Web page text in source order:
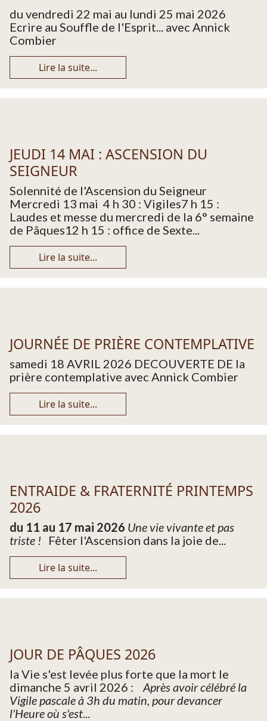
du vendredi 22 mai au lundi 25 mai 2026
Ecrire au Souffle de l'Esprit... avec Annick
Combier
Lire la suite...
JEUDI 14 MAI : ASCENSION DU
SEIGNEUR
Solennité de l'Ascension du Seigneur
Mercredi 13 mai 4 h 30 : Vigiles7 h 15 :
Laudes et messe du mercredi de la 6° semaine
de Pâques12 h 15 : office de Sexte...
Lire la suite...
JOURNÉE DE PRIÈRE CONTEMPLATIVE
samedi 18 AVRIL 2026 DECOUVERTE DE la
prière contemplative avec Annick Combier
Lire la suite...
ENTRAIDE & FRATERNITÉ PRINTEMPS
2026
du 11 au 17 mai 2026 Une vie vivante et pas
triste ! Fêter l'Ascension dans la joie de...
Lire la suite...
JOUR DE PÂQUES 2026
la Vie s'est levée plus forte que la mort le
dimanche 5 avril 2026 : Après avoir célébré la
Vigile pascale à 3h du matin, pour devancer
l'Heure où s'est...